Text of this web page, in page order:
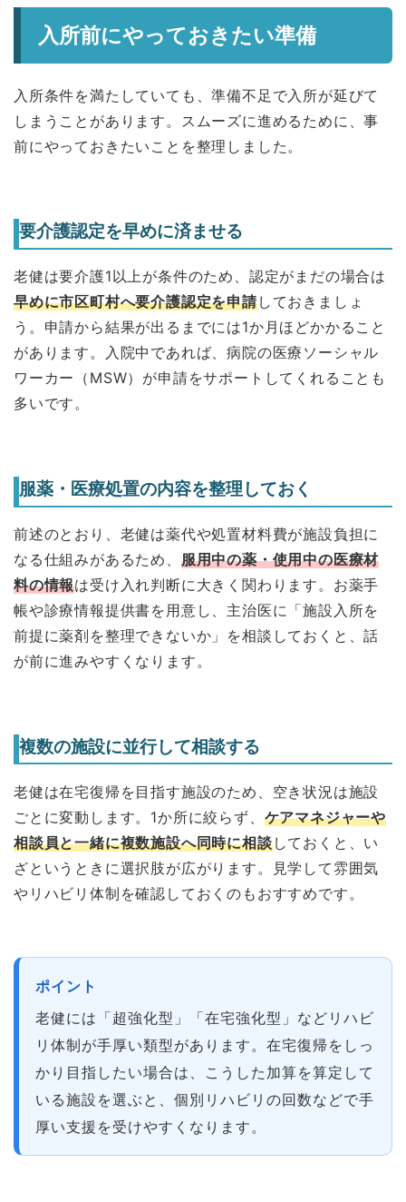
入所前にやっておきたい準備
入所条件を満たしていても、準備不足で入所が延びて
しまうことがあります。スムーズに進めるために、事
前にやっておきたいことを整理しました。
要介護認定を早めに済ませる
老健は要介護1以上が条件のため、認定がまだの場合は
早めに市区町村へ要介護認定を申請しておきましょ
う。申請から結果が出るまでには1か月ほどかかること
があります。入院中であれば、病院の医療ソーシャル
ワーカー（MSW）が申請をサポートしてくれることも
多いです。
服薬・医療処置の内容を整理しておく
前述のとおり、老健は薬代や処置材料費が施設負担に
なる仕組みがあるため、 服用中の薬・使用中の医療材
料の情報は受け入れ判断に大きく関わります。お薬手
帳や診療情報提供書を用意し、主治医に「施設入所を
前提に薬剤を整理できないか」を相談しておくと、話
が前に進みやすくなります。
複数の施設に並行して相談する
老健は在宅復帰を目指す施設のため、空き状況は施設
ごとに変動します。1か所に絞らず、 ケアマネジャーや
相談員と一緒に複数施設へ同時に相談しておくと、い
ざというときに選択肢が広がります。見学して雰囲気
やリハビリ体制を確認しておくのもおすすめです。
ポイント
老健には「超強化型」「在宅強化型」などリハビ
リ体制が手厚い類型があります。在宅復帰をしっ
かり目指したい場合は、こうした加算を算定して
いる施設を選ぶと、個別リハビリの回数などで手
厚い支援を受けやすくなります。